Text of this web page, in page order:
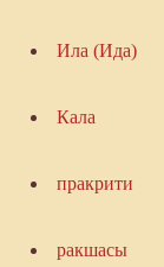
Ила (Ида)
Кала
пракрити
ракшасы